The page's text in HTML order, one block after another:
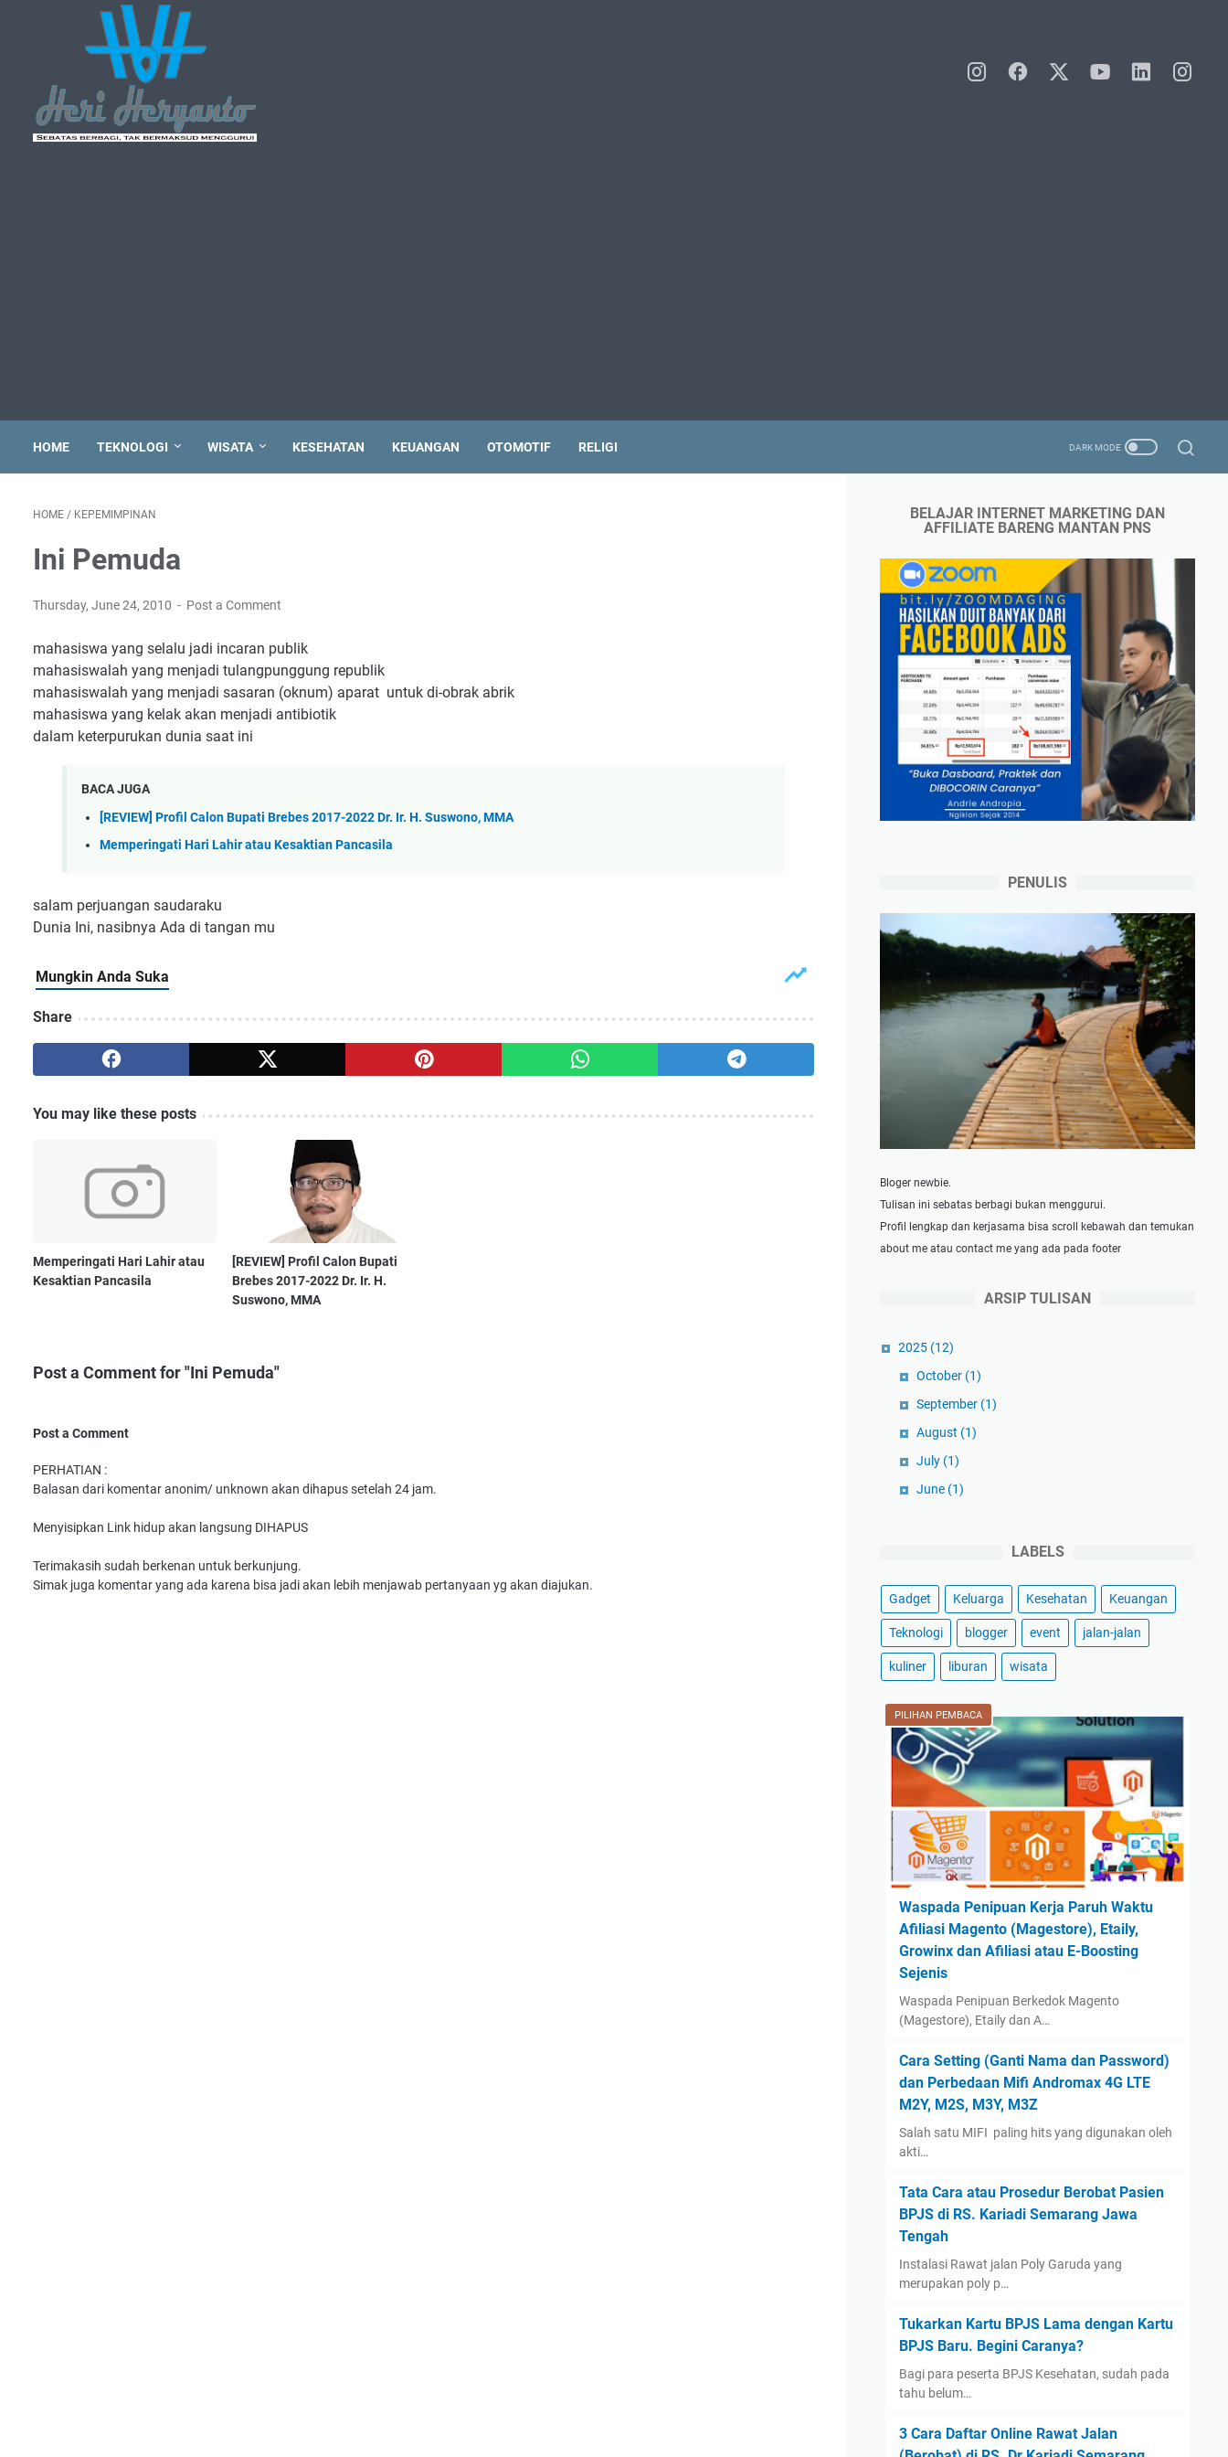
HOME TEKNOLOGI WISATA KESEHATAN KEUANGAN OTOMOTIF RELIGI
HOME / KEPEMIMPINAN
Ini Pemuda
Thursday, June 24, 2010 Post a Comment
mahasiswa yang selalu jadi incaran publik
mahasiswalah yang menjadi tulangpunggung republik
mahasiswalah yang menjadi sasaran (oknum) aparat untuk di-obrak abrik
mahasiswa yang kelak akan menjadi antibiotik
dalam keterpurukan dunia saat ini
BACA JUGA
[REVIEW] Profil Calon Bupati Brebes 2017-2022 Dr. Ir. H. Suswono, MMA
Memperingati Hari Lahir atau Kesaktian Pancasila
salam perjuangan saudaraku
Dunia Ini, nasibnya Ada di tangan mu
Share
You may like these posts
Memperingati Hari Lahir atau
Kesaktian Pancasila
[REVIEW] Profil Calon Bupati
Brebes 2017-2022 Dr. Ir. H.
Suswono, MMA
Post a Comment for "Ini Pemuda"
Post a Comment
PERHATIAN :
Balasan dari komentar anonim/ unknown akan dihapus setelah 24 jam.
Menyisipkan Link hidup akan langsung DIHAPUS
Terimakasih sudah berkenan untuk berkunjung.
Simak juga komentar yang ada karena bisa jadi akan lebih menjawab pertanyaan yg akan diajukan.
BELAJAR INTERNET MARKETING DAN
AFFILIATE BARENG MANTAN PNS
PENULIS
Bloger newbie.
Tulisan ini sebatas berbagi bukan menggurui.
Profil lengkap dan kerjasama bisa scroll kebawah dan temukan
about me atau contact me yang ada pada footer
ARSIP TULISAN
2025 (12)
October (1)
September (1)
August (1)
July (1)
June (1)
February(1)
January(1)
2024
(59)
November(2)
October(2)
September(42)
(2)
July(2)
June(1)
May(1)
April(1)
March
(1)
February
January(1)
2023(14)
August(1)
January(13)
2022 (14)
December(4)
August(1)
May(1)
March(1)
2021(12)
December
November
(1)
September (1)
LABELS
Gadget Keluarga Kesehatan Keuangan
Teknologi blogger event jalan-jalan
kuliner liburan wisata
PILIHAN PEMBACA
Waspada Penipuan Kerja Paruh Waktu
Afiliasi Magento (Magestore), Etaily,
Growinx dan Afiliasi atau E-Boosting
Sejenis
Waspada Penipuan Berkedok Magento
(Magestore), Etaily dan A…
Cara Setting (Ganti Nama dan Password)
dan Perbedaan Mifi Andromax 4G LTE
M2Y, M2S, M3Y, M3Z
Salah satu MIFI paling hits yang digunakan oleh
akti…
Tata Cara atau Prosedur Berobat Pasien
BPJS di RS. Kariadi Semarang Jawa
Tengah
Instalasi Rawat jalan Poly Garuda yang
merupakan poly p…
Tukarkan Kartu BPJS Lama dengan Kartu
BPJS Baru. Begini Caranya?
Bagi para peserta BPJS Kesehatan, sudah pada
tahu belum…
3 Cara Daftar Online Rawat Jalan